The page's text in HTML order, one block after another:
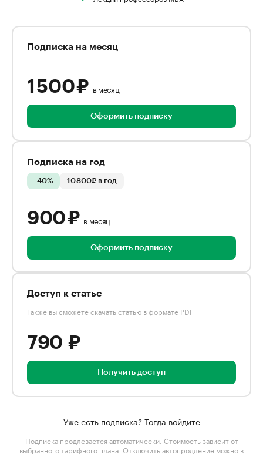
Подписка на месяц
1 500 ₽ в месяц
Оформить подписку
Подписка на год
-40% 10 800₽ в год
900 ₽ в месяц
Оформить подписку
Доступ к статье
Также вы сможете скачать статью в формате PDF
790 ₽
Получить доступ
Уже есть подписка? Тогда войдите
Подписка продлевается автоматически. Стоимость зависит от
выбранного тарифного плана . Отключить автопродление можно в